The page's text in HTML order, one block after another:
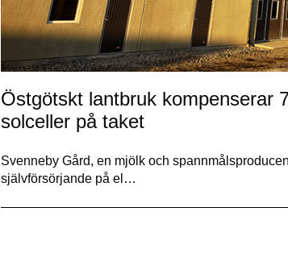
Östgötskt lantbruk kompenserar
solceller på taket
Svenneby Gård, en mjölk och
självförsörjande på el…